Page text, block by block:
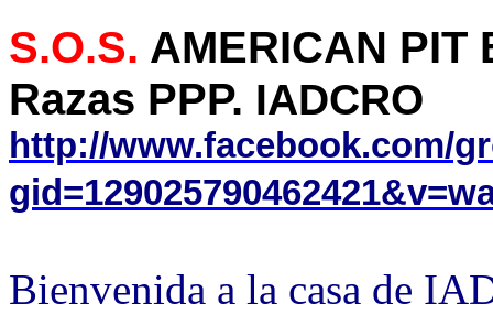
S.O.S. AMERICAN PIT
Razas PPP. IADCRO
http://www.facebook.com/
Bienvenida a la casa de